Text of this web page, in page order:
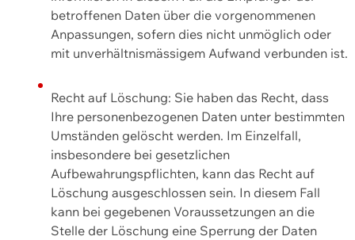
betroffenen Daten über die vorgenommenen
Anpassungen, sofern dies nicht unmöglich oder
mit unverhältnismässigem Aufwand verbunden ist.
Recht auf Löschung: Sie haben das Recht, dass
Ihre personenbezogenen Daten unter bestimmten
Umständen gelöscht werden. Im Einzelfall,
insbesondere bei gesetzlichen
Aufbewahrungspflichten, kann das Recht auf
Löschung ausgeschlossen sein. In diesem Fall
kann bei gegebenen Voraussetzungen an die
Stelle der Löschung eine Sperrung der Daten